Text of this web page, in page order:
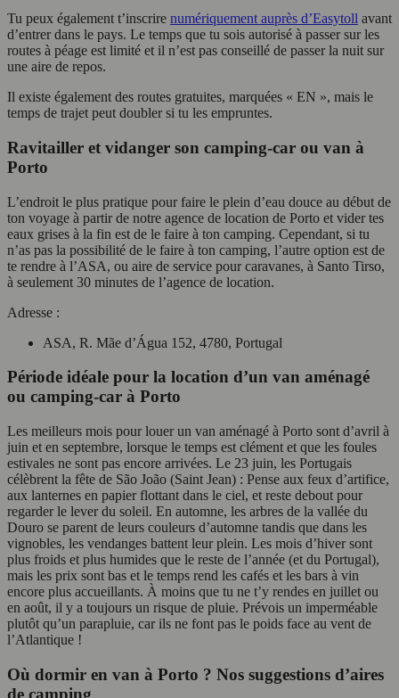
Tu peux également t’inscrire numériquement auprès d’Easytoll avant
d’entrer dans le pays. Le temps que tu sois autorisé à passer sur les
routes à péage est limité et il n’est pas conseillé de passer la nuit sur
une aire de repos.
Il existe également des routes gratuites, marquées « EN », mais le
temps de trajet peut doubler si tu les empruntes.
Ravitailler et vidanger son camping-car ou van à
Porto
L’endroit le plus pratique pour faire le plein d’eau douce au début de
ton voyage à partir de notre agence de location de Porto et vider tes
eaux grises à la fin est de le faire à ton camping. Cependant, si tu
n’as pas la possibilité de le faire à ton camping, l’autre option est de
te rendre à l’ASA, ou aire de service pour caravanes, à Santo Tirso,
à seulement 30 minutes de l’agence de location.
Adresse :
ASA, R. Mãe d’Água 152, 4780, Portugal
Période idéale pour la location d’un van aménagé
ou camping-car à Porto
Les meilleurs mois pour louer un van aménagé à Porto sont d’avril à
juin et en septembre, lorsque le temps est clément et que les foules
estivales ne sont pas encore arrivées. Le 23 juin, les Portugais
célèbrent la fête de São João (Saint Jean) : Pense aux feux d’artifice,
aux lanternes en papier flottant dans le ciel, et reste debout pour
regarder le lever du soleil. En automne, les arbres de la vallée du
Douro se parent de leurs couleurs d’automne tandis que dans les
vignobles, les vendanges battent leur plein. Les mois d’hiver sont
plus froids et plus humides que le reste de l’année (et du Portugal),
mais les prix sont bas et le temps rend les cafés et les bars à vin
encore plus accueillants. À moins que tu ne t’y rendes en juillet ou
en août, il y a toujours un risque de pluie. Prévois un imperméable
plutôt qu’un parapluie, car ils ne font pas le poids face au vent de
l’Atlantique !
Où dormir en van à Porto ? Nos suggestions d’aires
de camping